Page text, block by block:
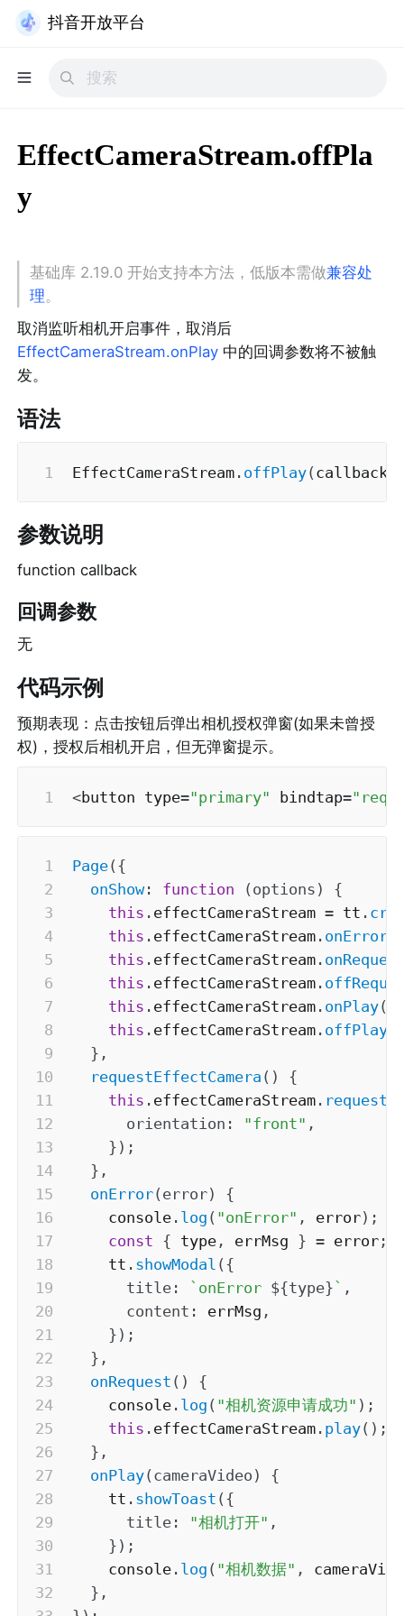
抖音开放平台
EffectCameraStream.offPla
y
基础库 2.19.0 开始支持本方法，低版本需做兼容处
理。
EffectCameraStream.onPlay 中的回调参数将不被触
发。
语法
EffectCameraStream . offPlay( callback
参数说明
function callback
回调参数
无
代码示例
预期表现：点击按钮后弹出相机授权弹窗(如果未曾授
权)，授权后相机开启，但无弹窗提示。
<button type="primary" bindtap=
Page( {
onShow: function ( options )
{
this . effectCameraStream = tt .
this . effectCameraStream . onError
this . effectCameraStream .
this . effectCameraStream .
this . effectCameraStream . onPlay(
this . effectCameraStream . offPlay
} ,
requestEffectCamera ( )
{
this . effectCameraStream . request
orientation : "front" ,
} ) ;
} ,
onError( error)
{
    console
. log ( "onError" , error) ;
const { type , errMsg } = error ;
    tt
. showModal ( {
title : ` onError ${type}` ,
content : errMsg ,
} ) ;
} ,
onRequest ( )
{
    console
. log ( "相机资源申请成功" ) ;
this . effectCameraStream . play( ) ;
} ,
onPlay( cameraVideo )
{
    tt
. showToast ( {
title : "相机打开" ,
} ) ;
    console
. log ( "相机数据" ,
} ,